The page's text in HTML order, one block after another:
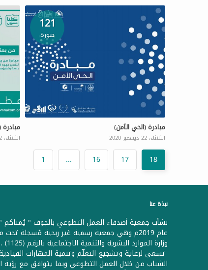
121
صورة
مبادرة (الحي الآمن)
الثلاثاء، 22 ديسمبر 2020 الثلاثاء، 22 ديسمبر 2020
1 ... 16 17 18
نبذة عنا
نشأت جمعية أصدقاء العمل التطوعي بالجوف "
عام 2019م وهي جمعية رسمية غير ربحية مُسجلة
وزارة الموارد البشرية والتنمية الاجتماعية بالرقم (1125) .
تسعى لرعاية وتشجيع التعلّم وتنمية المهارات
الشباب من خلال العمل التطوعي وبما يتوافق مع رؤية